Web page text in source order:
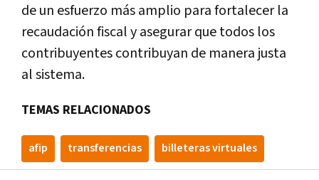
de un esfuerzo más amplio para fortalecer la
recaudación fiscal y asegurar que todos los
contribuyentes contribuyan de manera justa
al sistema.
TEMAS RELACIONADOS
afip transferencias billeteras virtuales